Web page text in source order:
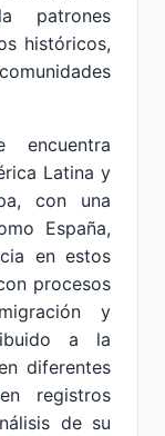
patrones
históricos,
encuentra
Latina y
con una
España,
en estos
procesos
y
a la
diferentes
registros
de su